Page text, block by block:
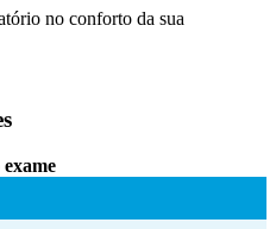
no conforto da sua
exame